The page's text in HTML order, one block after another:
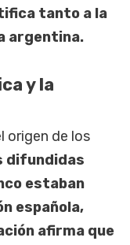
tanto a la
argentina.
y la
origen de los
difundidas
estaban
española,
afirma que